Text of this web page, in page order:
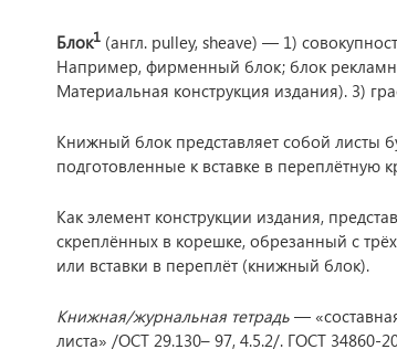
Блок1(англ. pulley, sheave) — 1)
Например, фирменный блок; блок
Материальная конструкция издания). 3)
Книжный блок представляет собой листы
подготовленные к вставке в переплётную
Как элемент конструкции издания,
скреплённых в корешке, обрезанный с
или вставки в переплёт (книжный блок).
Книжная/журнальная тетрадь—
листа» /ОСТ 29.130– 97, 4.5.2/. ГОСТ 34860-